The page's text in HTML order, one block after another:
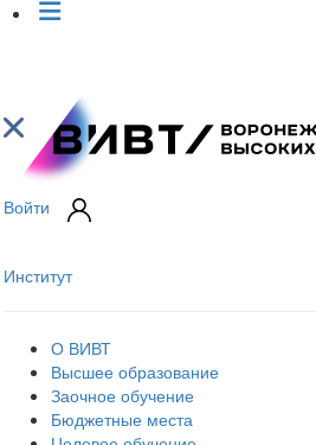
Войти
Институт
О ВИВТ
Высшее образование
Заочное обучение
Бюджетные места